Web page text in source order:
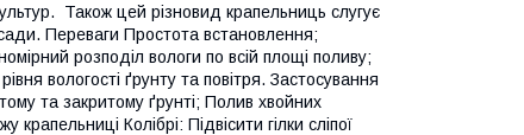
Також цей різновид крапельниць слугує
Переваги Простота встановлення;
розподіл вологи по всій площі поливу;
вологості ґрунту та повітря. Застосування
та закритому ґрунті; Полив хвойних
Колібрі: Підвісити гілки сліпої